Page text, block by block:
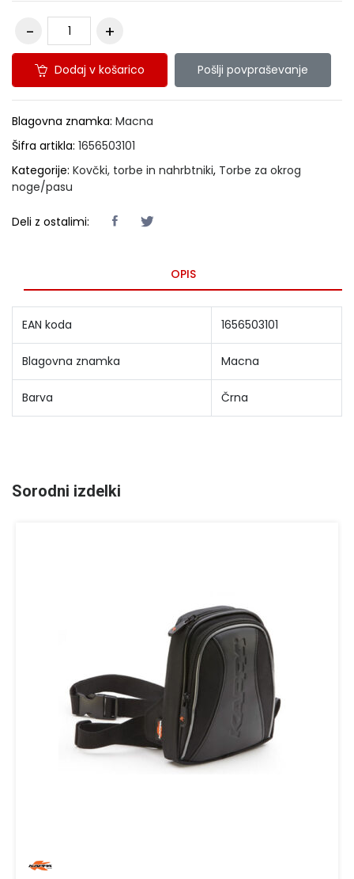
Dodaj v košarico Pošlji povpraševanje
Blagovna znamka: Macna
Šifra artikla: 1656503101
Kategorije: Kovčki, torbe in nahrbtniki, Torbe za okrog
noge/pasu
Deli z ostalimi:
OPIS
EAN koda 1656503101
Blagovna znamka Macna
Barva Črna
Sorodni izdelki